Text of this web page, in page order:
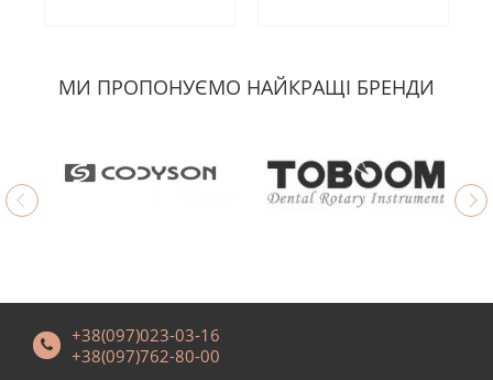
МИ ПРОПОНУЄМО НАЙКРАЩІ БРЕНДИ
+38(097)023-03-16
+38(097)762-80-00